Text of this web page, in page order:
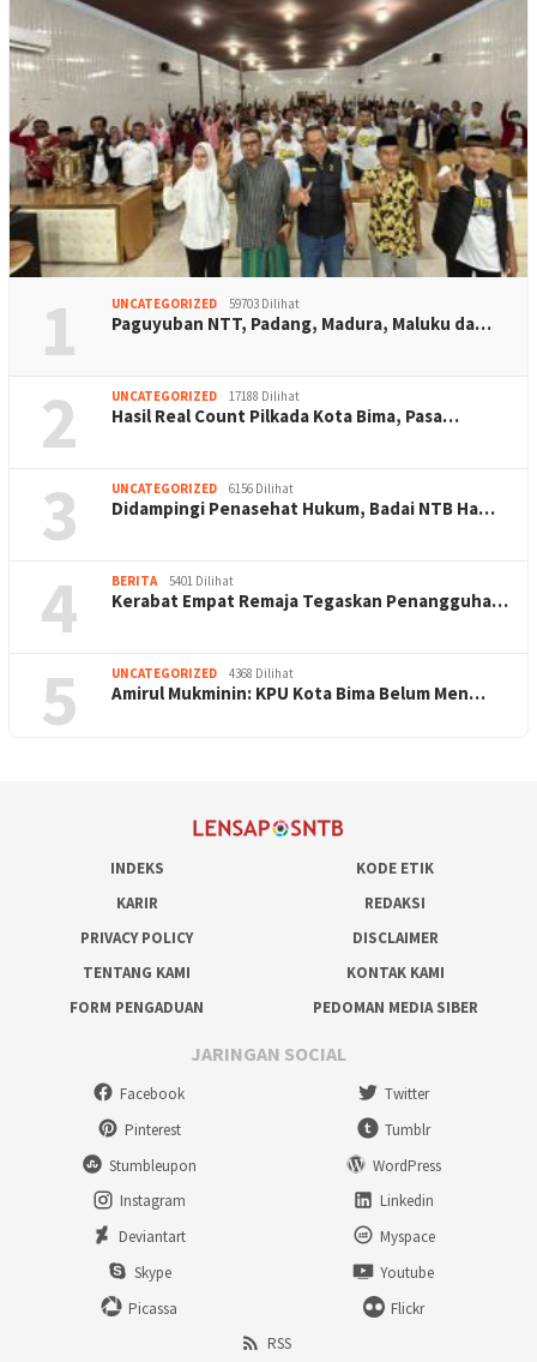
1 UNCATEGORIZED 59703 Dilihat
Paguyuban NTT, Padang, Madura, Maluku da…
2 UNCATEGORIZED 17188 Dilihat
Hasil Real Count Pilkada Kota Bima, Pasa…
3 UNCATEGORIZED 6156 Dilihat
Didampingi Penasehat Hukum, Badai NTB Ha…
4 BERITA 5401 Dilihat
Kerabat Empat Remaja Tegaskan Penangguha…
5 UNCATEGORIZED 4368 Dilihat
Amirul Mukminin: KPU Kota Bima Belum Men…
INDEKS
KODE ETIK
KARIR
REDAKSI
PRIVACY POLICY
DISCLAIMER
TENTANG KAMI
KONTAK KAMI
FORM PENGADUAN
PEDOMAN MEDIA SIBER
JARINGAN SOCIAL
Facebook
Twitter
Pinterest
Tumblr
Stumbleupon
WordPress
Instagram
Linkedin
Deviantart
Myspace
Skype
Youtube
Picassa
Flickr
RSS